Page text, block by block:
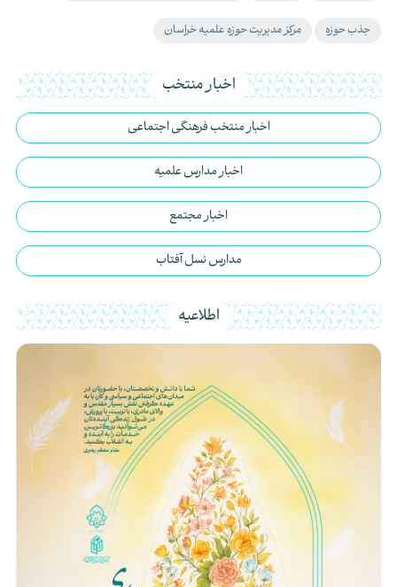
جذب حوزه مرکز مدیریت حوزه علمیه خراسان
اخبار منتخب
اخبار منتخب فرهنگی اجتماعی
اخبار مدارس علمیه
اخبار مجتمع
مدارس نسل آفتاب
اطلاعیه